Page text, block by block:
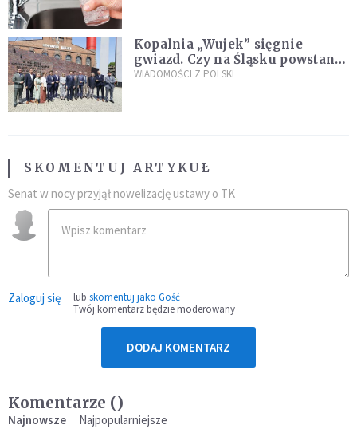
Kopalnia „Wujek” sięgnie
gwiazd. Czy na Śląsku powstanie
„Dolina Krzemowa”?
WIADOMOŚCI Z POLSKI
SKOMENTUJ ARTYKUŁ
Senat w nocy przyjął nowelizację ustawy o TK
Zaloguj się lub skomentuj jako Gość
Twój komentarz będzie moderowany
DODAJ KOMENTARZ
Komentarze ()
Najnowsze Najpopularniejsze